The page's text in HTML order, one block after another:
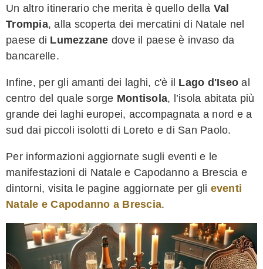
Un altro itinerario che merita è quello della Val
Trompia, alla scoperta dei mercatini di Natale nel
paese di Lumezzane dove il paese è invaso da
bancarelle.
Infine, per gli amanti dei laghi, c'è il Lago d'Iseo al
centro del quale sorge Montisola, l’isola abitata più
grande dei laghi europei, accompagnata a nord e a
sud dai piccoli isolotti di Loreto e di San Paolo.
Per informazioni aggiornate sugli eventi e le
manifestazioni di Natale e Capodanno a Brescia e
dintorni, visita le pagine aggiornate per gli eventi
Natale e Capodanno a Brescia.